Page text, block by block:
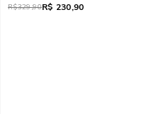
R$329,90R$ 230,90